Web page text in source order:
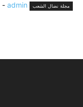
مجلة نضال الشعب admin
-